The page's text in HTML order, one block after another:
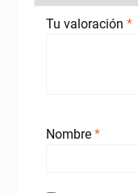
Tu valoración *
Nombre *